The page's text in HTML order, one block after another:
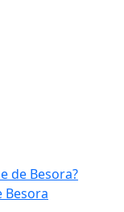
de Besora?
Besora